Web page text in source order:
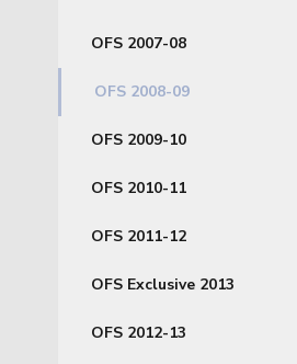
OFS 2007-08
OFS 2008-09
OFS 2009-10
OFS 2010-11
OFS 2011-12
OFS Exclusive 2013
OFS 2012-13